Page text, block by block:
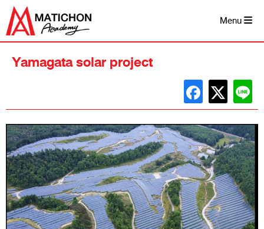
Skip
content
Menu
Yamagata solar project